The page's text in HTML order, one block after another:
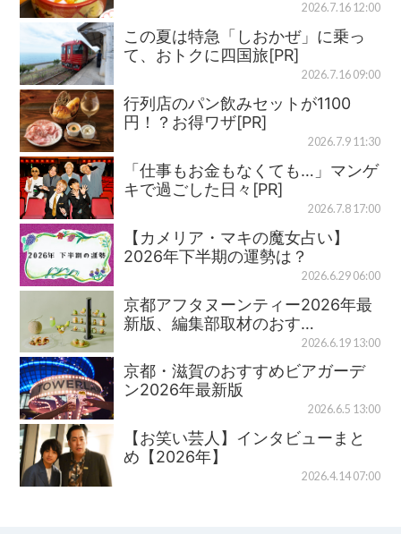
2026.7.16 12:00
この夏は特急「しおかぜ」に乗っ
て、おトクに四国旅[PR]
2026.7.16 09:00
行列店のパン飲みセットが1100
円！？お得ワザ[PR]
2026.7.9 11:30
「仕事もお金もなくても…」マンゲ
キで過ごした日々[PR]
2026.7.8 17:00
【カメリア・マキの魔女占い】
2026年下半期の運勢は？
2026.6.29 06:00
京都アフタヌーンティー2026年最
新版、編集部取材のおす…
2026.6.19 13:00
京都・滋賀のおすすめビアガーデ
ン2026年最新版
2026.6.5 13:00
【お笑い芸人】インタビューまと
め【2026年】
2026.4.14 07:00